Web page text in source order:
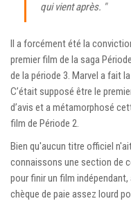
qui vient après. "
Il a forcément été la
premier film de la saga
de la période 3. Marvel a fait
C’était supposé être le
d’avis et a métamorphosé
film de Période 2.
Bien qu'aucun titre officiel
connaissons une section de
pour finir un film
chèque de paie assez lourd